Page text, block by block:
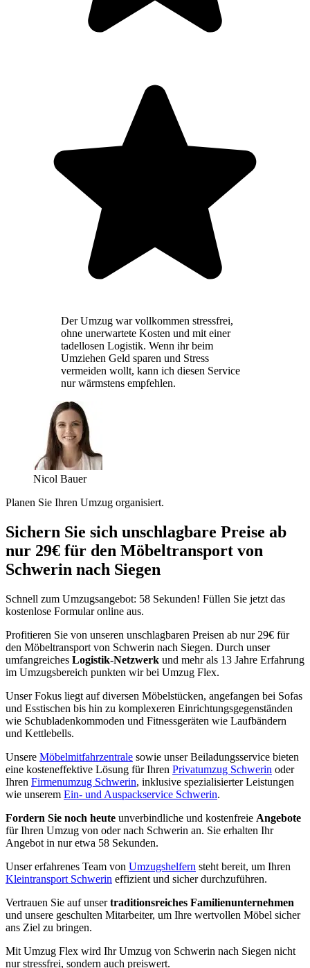
Der Umzug war vollkommen stressfrei,
ohne unerwartete Kosten und mit einer
tadellosen Logistik. Wenn ihr beim
Umziehen Geld sparen und Stress
vermeiden wollt, kann ich diesen Service
nur wärmstens empfehlen.
Nicol Bauer
Planen Sie Ihren Umzug organisiert.
Sichern Sie sich unschlagbare Preise ab
nur 29€ für den Möbeltransport von
Schwerin nach Siegen
Schnell zum Umzugsangebot: 58 Sekunden! Füllen Sie jetzt das
kostenlose Formular online aus.
Profitieren Sie von unseren unschlagbaren Preisen ab nur 29€ für
den Möbeltransport von Schwerin nach Siegen. Durch unser
umfangreiches Logistik-Netzwerk und mehr als 13 Jahre Erfahrung
im Umzugsbereich punkten wir bei Umzug Flex.
Unser Fokus liegt auf diversen Möbelstücken, angefangen bei Sofas
und Esstischen bis hin zu komplexeren Einrichtungsgegenständen
wie Schubladenkommoden und Fitnessgeräten wie Laufbändern
und Kettlebells.
Unsere Möbelmitfahrzentrale sowie unser Beiladungsservice bieten
eine kosteneffektive Lösung für Ihren Privatumzug Schwerin oder
Ihren Firmenumzug Schwerin, inklusive spezialisierter Leistungen
wie unserem Ein- und Auspackservice Schwerin.
Fordern Sie noch heute unverbindliche und kostenfreie Angebote
für Ihren Umzug von oder nach Schwerin an. Sie erhalten Ihr
Angebot in nur etwa 58 Sekunden.
Unser erfahrenes Team von Umzugshelfern steht bereit, um Ihren
Kleintransport Schwerin effizient und sicher durchzuführen.
Vertrauen Sie auf unsertraditionsreiches Familienunternehmen
und unsere geschulten Mitarbeiter, um Ihre wertvollen Möbel sicher
ans Ziel zu bringen.
Mit Umzug Flex wird Ihr Umzug von Schwerin nach Siegen nicht
nur stressfrei, sondern auch preiswert.